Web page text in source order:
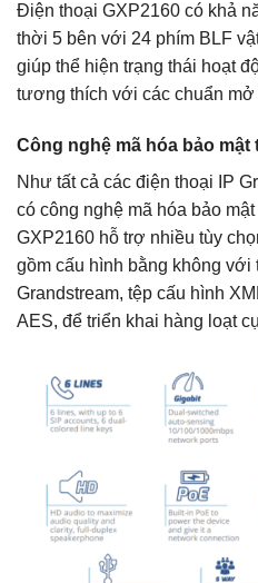
Điện thoại GXP2160 có khả
thời 5 bên với 24 phím BLF
giúp thể hiện trạng thái hoạt
tương thích với các chuẩn mở
Công nghệ mã hóa bảo mật
Như tất cả các điện thoại IP
có công nghệ mã hóa bảo
GXP2160 hỗ trợ nhiều tùy
gồm cấu hình bằng không với
Grandstream, tệp cấu hình
AES, để triển khai hàng loạt